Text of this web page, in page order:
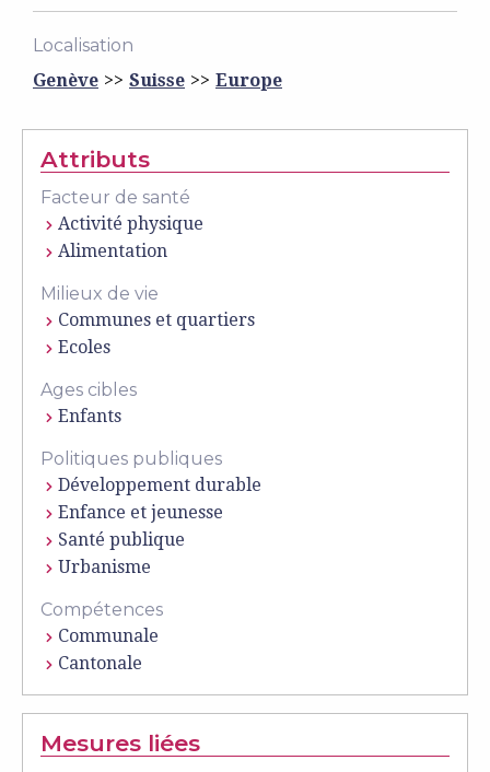
Localisation
Genève
Suisse Europe
Attributs
Facteur de santé
Activité physique
Alimentation
Milieux de vie
Communes et quartiers
Ecoles
Ages cibles
Enfants
Politiques publiques
Développement durable
Enfance et jeunesse
Santé publique
Urbanisme
Compétences
Communale
Cantonale
Mesures liées